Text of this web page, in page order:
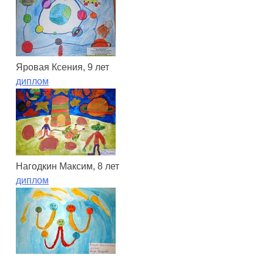
Яровая Ксения, 9 лет
диплом
Нагодкин Максим, 8 лет
диплом